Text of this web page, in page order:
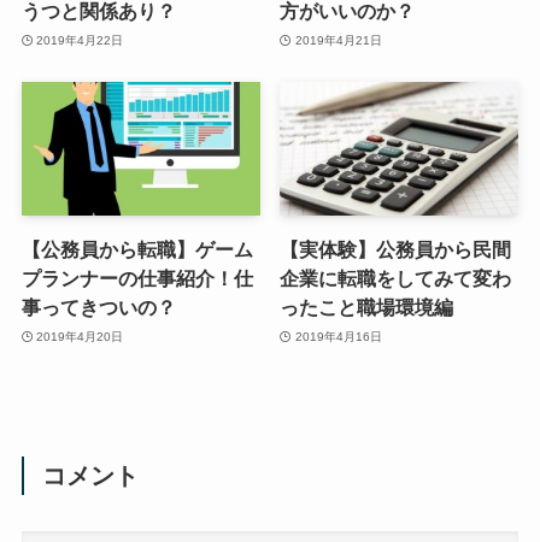
うつと関係あり？
2019年4月22日
方がいいのか？
2019年4月21日
【公務員から転職】ゲーム
プランナーの仕事紹介！仕
事ってきついの？
2019年4月20日
【実体験】公務員から民間
企業に転職をしてみて変わ
ったこと職場環境編
2019年4月16日
コメント